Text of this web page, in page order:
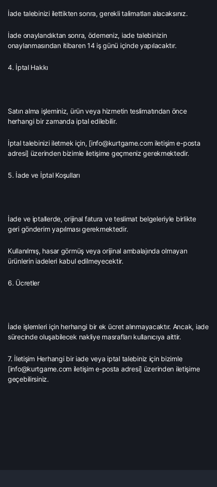
İade talebinizi ilettikten sonra, gerekli talimatları alacaksınız.
İade onaylandıktan sonra, ödemeniz, iade talebinizin
onaylanmasından itibaren 14 iş günü içinde yapılacaktır.
4. İptal Hakkı
Satın alma işleminiz, ürün veya hizmetin teslimatından önce
herhangi bir zamanda iptal edilebilir.
İptal talebinizi iletmek için, [info@kurtgame.com iletişim e-posta
adresi] üzerinden bizimle iletişime geçmeniz gerekmektedir.
5. İade ve İptal Koşulları
İade ve iptallerde, orijinal fatura ve teslimat belgeleriyle birlikte
geri gönderim yapılması gerekmektedir.
Kullanılmış, hasar görmüş veya orijinal ambalajında olmayan
ürünlerin iadeleri kabul edilmeyecektir.
6. Ücretler
İade işlemleri için herhangi bir ek ücret alınmayacaktır. Ancak, iade
sürecinde oluşabilecek nakliye masrafları kullanıcıya aittir.
7. İletişim Herhangi bir iade veya iptal talebiniz için bizimle
[info@kurtgame.com iletişim e-posta adresi] üzerinden iletişime
geçebilirsiniz.